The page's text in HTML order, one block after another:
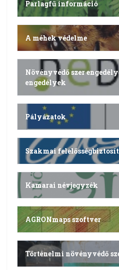
Parlagfű információ
A méhek védelme
Növényvédő szer
engedélyek
Pályázatok
Szakmai
Kamarai névjegyzék
AGRONmaps szoftver
Történelmi növényvédő